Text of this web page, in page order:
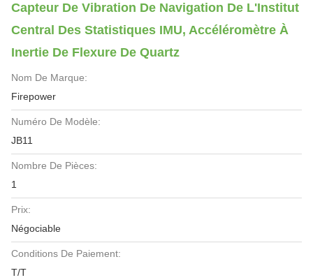
Capteur De Vibration De Navigation De L'Institut
Central Des Statistiques IMU, Accéléromètre À
Inertie De Flexure De Quartz
Nom De Marque:
Firepower
Numéro De Modèle:
JB11
Nombre De Pièces:
1
Prix:
Négociable
Conditions De Paiement:
T/T